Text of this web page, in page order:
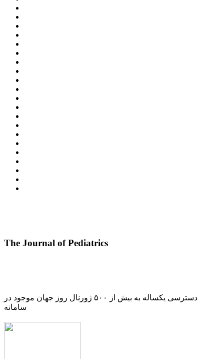
The Journal of Pediatrics
دسترسی یکساله به بیش از ۵۰۰ ژورنال روز جهان موجود در
سامانه